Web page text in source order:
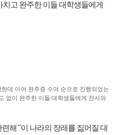
고 완주한 이들 대학생들에게
데 이어 완주증 수여 순으로 진행되었는
없이 완주한 이들 대학생들에게 찬사와
해 "이 나라의 장래를 짊어질 대